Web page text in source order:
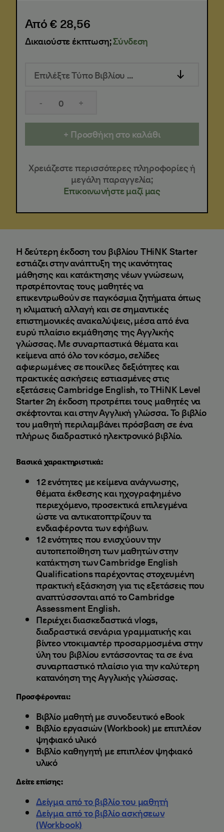
Από € 28,56
Δικαιούστε έκπτωση;Σύνδεση
Επιλέξτε Τύπο Βιβλίου ...
+
-
Προσθήκη στο καλάθι
Χρειάζεστε περισσότερες πληροφορίες ή
μεγάλη παραγγελία;
Επικοινωνήστε μαζί μας
Η δεύτερη έκδοση του βιβλίου THiNK Starter
εστιάζει στην ανάπτυξη της ικανότητας
μάθησης και κατάκτησης νέων γνώσεων,
προτρέποντας τους μαθητές να
επικεντρωθούν σε παγκόσμια ζητήματα όπως
η κλιματική αλλαγή και σε σημαντικές
επιστημονικές ανακαλύψεις, μέσα από ένα
ευρύ πλαίσιο εκμάθησης της Αγγλικής
γλώσσας. Με συναρπαστικά θέματα και
κείμενα από όλο τον κόσμο, σελίδες
αφιερωμένες σε ποικίλες δεξιότητες και
πρακτικές ασκήσεις εστιασμένες στις
εξετάσεις Cambridge English, το THiNK Level
Starter 2η έκδοση προτρέπει τους μαθητές να
σκέφτονται και στην Αγγλική γλώσσα. Το βιβλίο
του μαθητή περιλαμβάνει πρόσβαση σε ένα
πλήρως διαδραστικό ηλεκτρονικό βιβλίο.
Βασικά χαρακτηριστικά:
12 ενότητες με κείμενα ανάγνωσης,
θέματα έκθεσης και ηχογραφημένο
περιεχόμενο, προσεκτικά επιλεγμένα
ώστε να αντικατοπτρίζουν τα
ενδιαφέροντα των εφήβων.
12 ενότητες που ενισχύουν την
αυτοπεποίθηση των μαθητών στην
κατάκτηση των Cambridge English
Qualifications παρέχοντας στοχευμένη
πρακτική εξάσκηση για τις εξετάσεις που
αναπτύσσονται από το Cambridge
Assessment English.
Περιέχει διασκεδαστικά vlogs,
διαδραστικά σενάρια γραμματικής και
βίντεο ντοκιμαντέρ προσαρμοσμένα στην
ύλη του βιβλίου εντάσσοντας τα σε ένα
συναρπαστικό πλαίσιο για την καλύτερη
κατανόηση της Αγγλικής γλώσσας.
Προσφέρονται:
Βιβλίο μαθητή με συνοδευτικό eBook
Βιβλίο εργασιών (Workbook) με επιπλέον
ψηφιακό υλικό
Βιβλίο καθηγητή με επιπλέον ψηφιακό
υλικό
Δείτε επίσης:
Δείγμα από το βιβλίο του μαθητή
Δείγμα από το βιβλίο ασκήσεων
(Workbook)